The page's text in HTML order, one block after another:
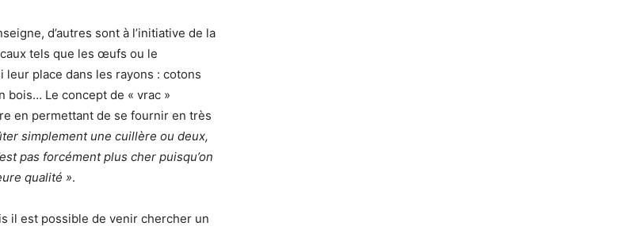
d’autres sont à l’initiative de la
tels que les œufs ou le
place dans les rayons : cotons
bois… Le concept de « vrac »
en permettant de se fournir en très
simplement une cuillère ou deux,
pas forcément plus cher puisqu’on
qualité ».
il est possible de venir chercher un